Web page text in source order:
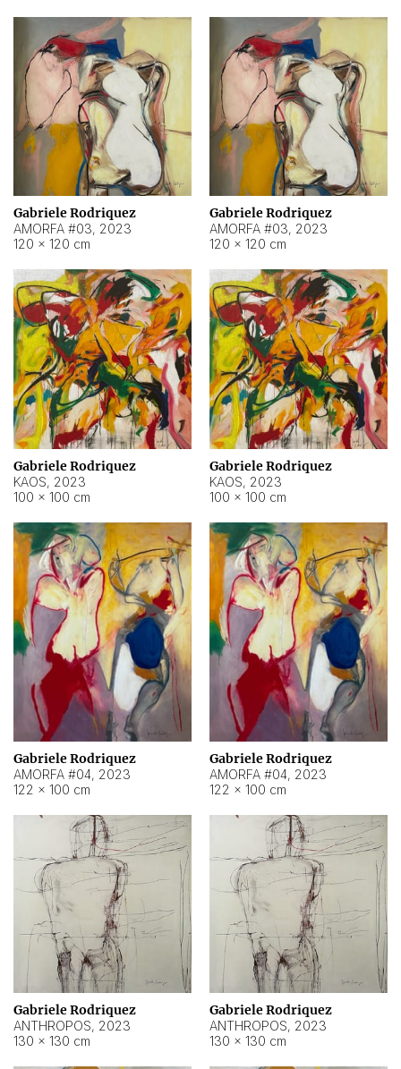
Gabriele Rodriquez
AMORFA #03, 2023
120 × 120 cm
Gabriele Rodriquez
AMORFA #03, 2023
120 × 120 cm
Gabriele Rodriquez
KAOS, 2023
100 × 100 cm
Gabriele Rodriquez
KAOS, 2023
100 × 100 cm
Gabriele Rodriquez
AMORFA #04, 2023
122 × 100 cm
Gabriele Rodriquez
AMORFA #04, 2023
122 × 100 cm
Gabriele Rodriquez
ANTHROPOS, 2023
130 × 130 cm
Gabriele Rodriquez
ANTHROPOS, 2023
130 × 130 cm